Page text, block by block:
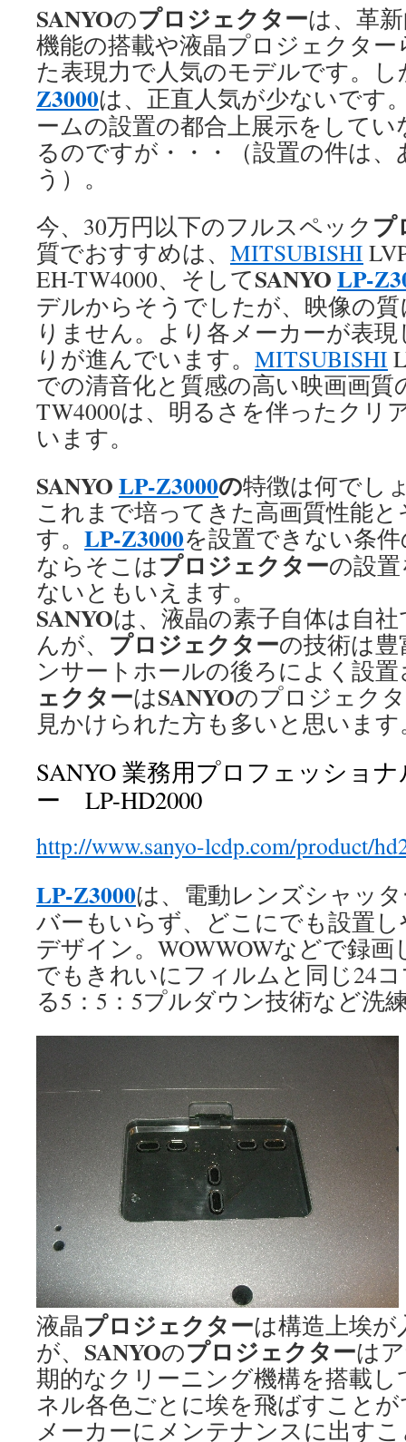
SANYOのプロジェクターは、革
機能の搭載や液晶プロジェクタ
た表現力で人気のモデルです。
Z3000は、正直人気が少ないです
ームの設置の都合上展示をして
るのですが・・・（設置の件は
う）。
今、30万円以下のフルスペック プ
質でおすすめは、 MITSUBISHI
EH-TW4000、そしてSANYOLP-
デルからそうでしたが、映像の
りません。より各メーカーが表
りが進んでいます。 MITSUBISHI
での清音化と質感の高い映画画質
TW4000は、明るさを伴ったクリ
います。
SANYOLP-Z3000の特徴は何でし
これまで培ってきた高画質性能
す。 LP-Z3000を設置できない条
ならそこはプロジェクターの設
ないともいえます。
SANYOは、液晶の素子自体は自
んが、 プロジェクターの技術は
ンサートホールの後ろによく設
ェクターはSANYOのプロジェク
見かけられた方も多いと思います
SANYO 業務用プロフェッショ
ー LP-HD2000
http://www.sanyo-lcdp.com/product/
LP-Z3000は、電動レンズシャッ
バーもいらず、どこにでも設置
デザイン。WOWWOWなどで録
でもきれいにフィルムと同じ24
る5：5：5プルダウン技術など洗
液晶プロジェクターは構造上埃
が、 SANYOのプロジェクターは
期的なクリーニング機構を搭載
ネル各色ごとに埃を飛ばすこと
メーカーにメンテナンスに出す